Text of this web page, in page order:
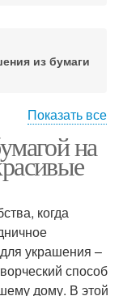
из бумаги
Показать все
на
когда
украшения –
способ
дому. В этой